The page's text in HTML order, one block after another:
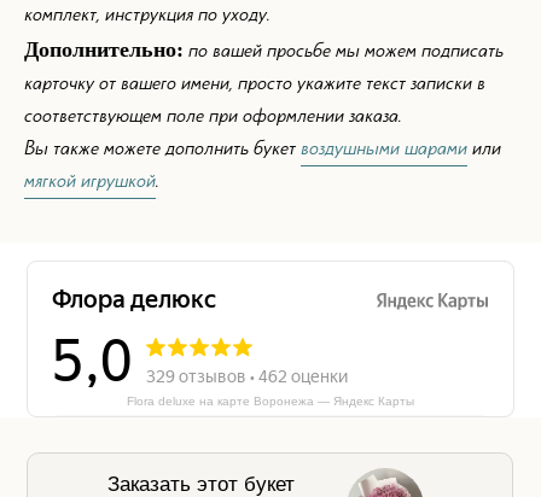
комплект, инструкция по уходу.
Дополнительно: по вашей просьбе мы можем подписать
карточку от вашего имени, просто укажите текст записки в
соответствующем поле при оформлении заказа.
Вы также можете дополнить букетвоздушными шарамиили
мягкой игрушкой.
Flora deluxe на карте Воронежа — Яндекс Карты
Заказать этот букет